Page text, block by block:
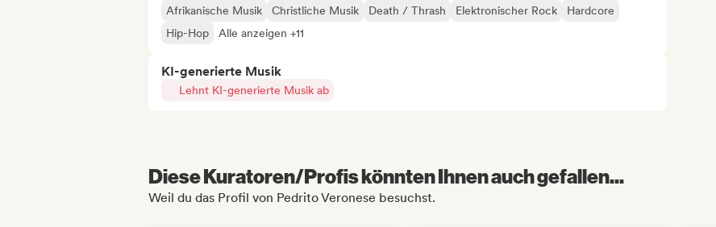
Afrikanische Musik Christliche Musik Death / Thrash Elektronischer Rock
Hardcore
Hip-Hop
Alle anzeigen +11
KI-generierte Musik
Lehnt KI-generierte Musik ab
Diese Kuratoren/Profis könnten Ihnen auch gefallen...
Weil du das Profil von Pedrito Veronese besuchst.